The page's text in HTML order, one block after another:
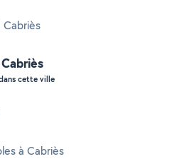
Cabriès
cette ville
à Cabriès